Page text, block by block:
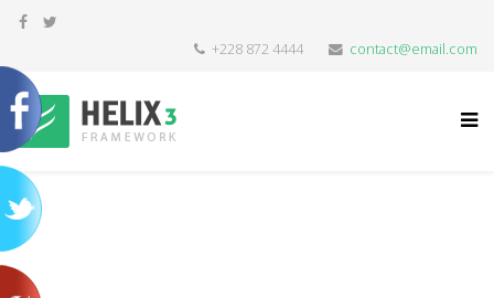
+228 872 4444 contact@email.com